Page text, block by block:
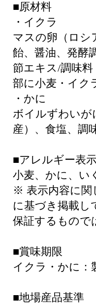
■原材料
・イクラ
マスの卵（ロシ
飴、醤油、発酵
節エキス/調味
部に小麦・イク
・かに
ボイルずわいが
産）、食塩、調
■アレルギー表
小麦、かに、い
※ 表示内容に関
に基づき掲載し
保証するもので
■賞味期限
イクラ・かに：
■地場産品基準